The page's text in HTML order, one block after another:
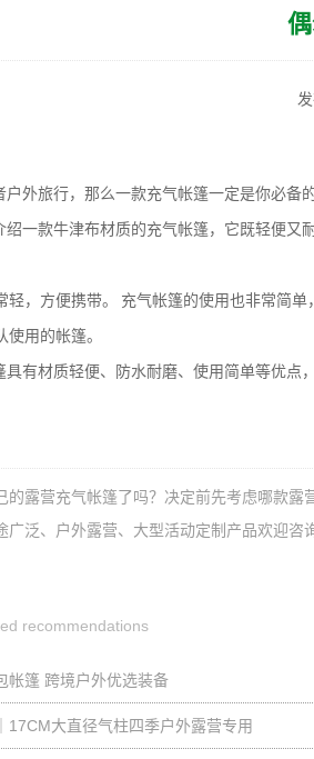
外旅行，那么一款充气帐篷一定是你必备的
一款牛津布材质的充气帐篷，它既轻便又
轻，方便携带。 充气帐篷的使用也非常简单
用的帐篷。
有材质轻便、防水耐磨、使用简单等优点
的露营充气帐篷了吗？决定前先考虑哪款露
广泛、户外露营、大型活动定制产品欢迎咨
recommendations
帐篷 跨境户外优选装备
17CM大直径气柱四季户外露营专用